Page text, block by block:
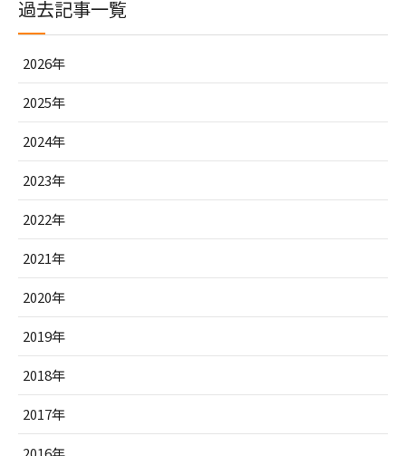
過去記事一覧
2026年
2025年
2024年
2023年
2022年
2021年
2020年
2019年
2018年
2017年